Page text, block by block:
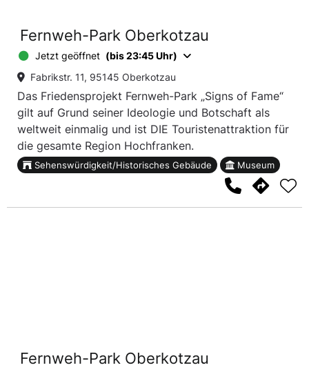
Fernweh-Park Oberkotzau
Jetzt geöffnet (bis 23:45 Uhr)
Fabrikstr. 11, 95145 Oberkotzau
Das Friedensprojekt Fernweh-Park „Signs of Fame“
gilt auf Grund seiner Ideologie und Botschaft als
weltweit einmalig und ist DIE Touristenattraktion für
die gesamte Region Hochfranken.
Sehenswürdigkeit/Historisches Gebäude Museum
Fernweh-Park Oberkotzau